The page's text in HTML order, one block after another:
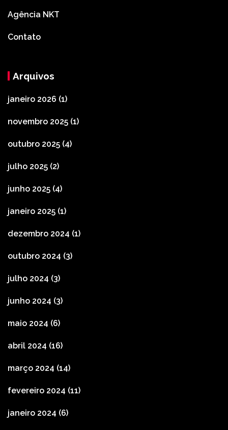
Agência NKT
Contato
Arquivos
janeiro 2026 (1)
novembro 2025 (1)
outubro 2025 (4)
julho 2025 (2)
junho 2025 (4)
janeiro 2025 (1)
dezembro 2024 (1)
outubro 2024 (3)
julho 2024 (3)
junho 2024 (3)
maio 2024 (6)
abril 2024 (16)
março 2024 (14)
fevereiro 2024 (11)
janeiro 2024 (6)